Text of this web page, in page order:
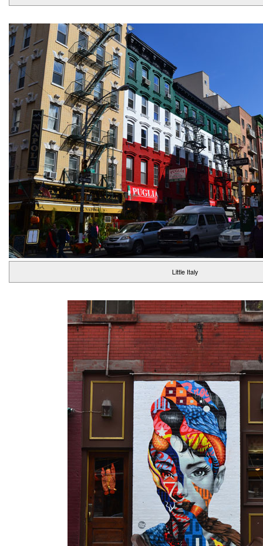
Little Italy